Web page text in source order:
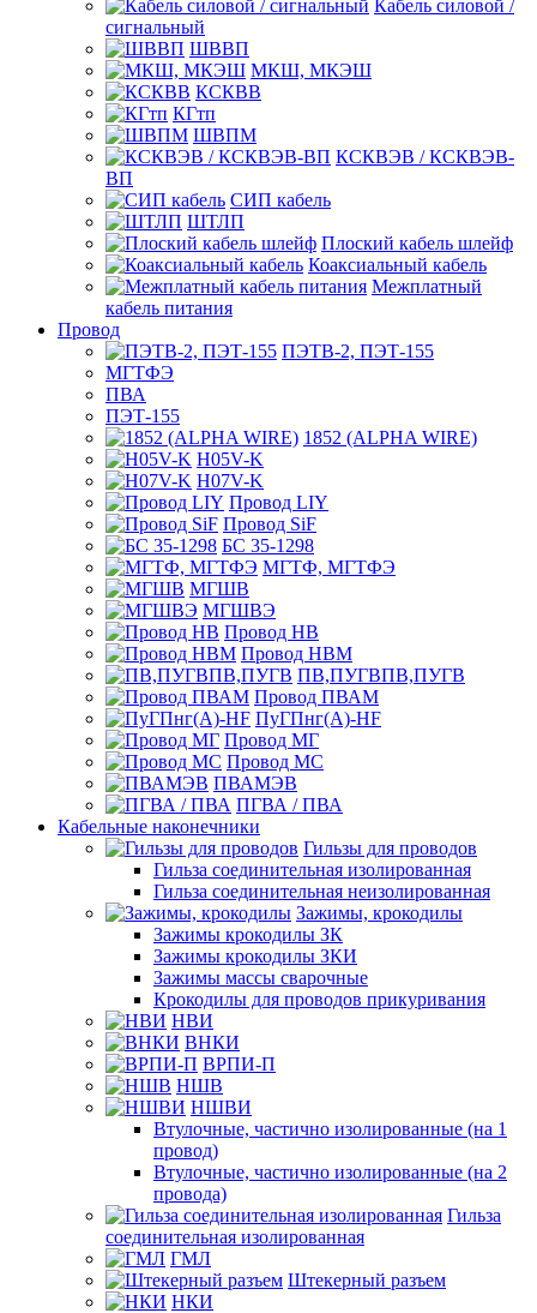
Кабель силовой /
сигнальный
ШВВП
МКШ, МКЭШ
КСКВВ
КГтп
ШВПМ
КСКВЭВ / КСКВЭВ-
ВП
СИП кабель
ШТЛП
Плоский кабель шлейф
Коаксиальный кабель
Межплатный
кабель питания
Провод
ПЭТВ-2, ПЭТ-155
МГТФЭ
ПВА
ПЭТ-155
1852 (ALPHA WIRE)
H05V-K
H07V-K
Провод LIY
Провод SiF
БС 35-1298
МГТФ, МГТФЭ
МГШВ
МГШВЭ
Провод НВ
Провод НВМ
ПВ,ПУГВПВ,ПУГВ
Провод ПВАМ
ПуГПнг(A)-HF
Провод МГ
Провод МС
ПВАМЭВ
ПГВА / ПВА
Кабельные наконечники
Гильзы для проводов
Гильза соединительная изолированная
Гильза соединительная неизолированная
Зажимы, крокодилы
Зажимы крокодилы ЗК
Зажимы крокодилы ЗКИ
Зажимы массы сварочные
Крокодилы для проводов прикуривания
НВИ
ВНКИ
ВРПИ-П
НШВ
НШВИ
Втулочные, частично изолированные (на 1
провод)
Втулочные, частично изолированные (на 2
провода)
Гильза
соединительная изолированная
ГМЛ
Штекерный разъем
НКИ